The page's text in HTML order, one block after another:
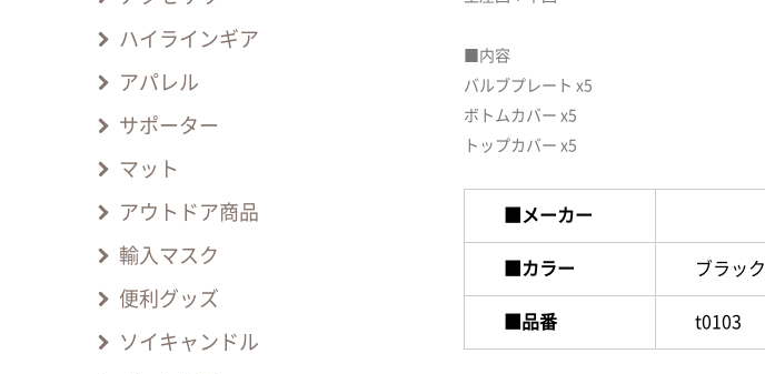
■内容
バルブプレート x5
ボトムカバー x5
トップカバー x5
■メーカー
■カラー ブラック
■品番 t0103
ハイラインギア
アパレル
サポーター
マット
アウトドア商品
輸入マスク
便利グッズ
ソイキャンドル